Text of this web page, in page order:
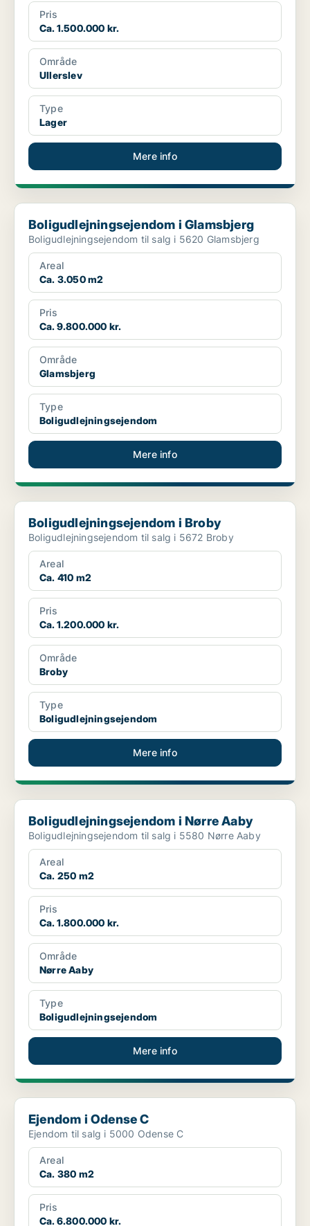
Pris
Ca. 1.500.000 kr.
Område
Ullerslev
Type
Lager
Mere info
Boligudlejningsejendom i Glamsbjerg
Boligudlejningsejendom i Glamsbjerg
Boligudlejningsejendom til salg i 5620 Glamsbjerg
Areal
Ca. 3.050 m2
Pris
Ca. 9.800.000 kr.
Område
Glamsbjerg
Type
Boligudlejningsejendom
Mere info
Boligudlejningsejendom i Broby
Boligudlejningsejendom i Broby
Boligudlejningsejendom til salg i 5672 Broby
Areal
Ca. 410 m2
Pris
Ca. 1.200.000 kr.
Område
Broby
Type
Boligudlejningsejendom
Mere info
Boligudlejningsejendom i Nørre Aaby
Boligudlejningsejendom i Nørre Aaby
Boligudlejningsejendom til salg i 5580 Nørre Aaby
Areal
Ca. 250 m2
Pris
Ca. 1.800.000 kr.
Område
Nørre Aaby
Type
Boligudlejningsejendom
Mere info
Ejendom i Odense C
Ejendom i Odense C
Ejendom til salg i 5000 Odense C
Areal
Ca. 380 m2
Pris
Ca. 6.800.000 kr.